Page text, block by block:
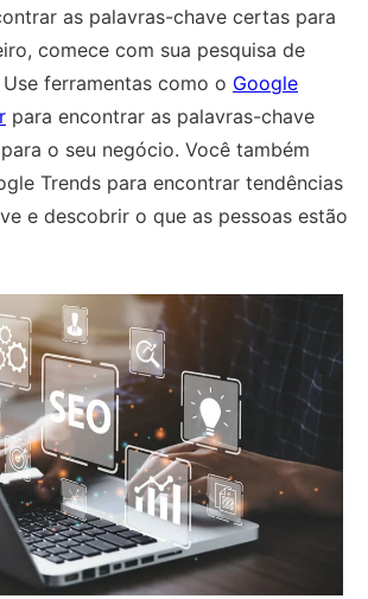
as palavras-chave certas para
comece com sua pesquisa de
ferramentas como o Google
para encontrar as palavras-chave
o seu negócio. Você também
Trends para encontrar tendências
e descobrir o que as pessoas estão